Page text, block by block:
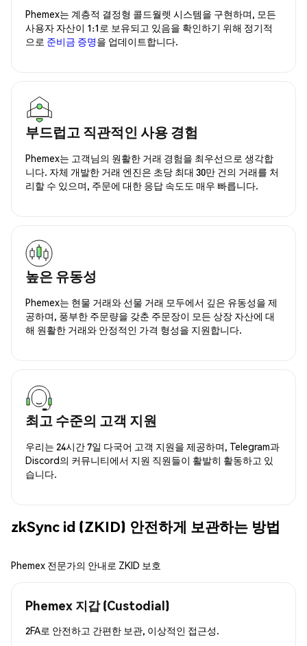
Phemex는 계층적 결정형 콜드월렛 시스템을 구현하며, 모든
사용자 자산이 1:1로 보유되고 있음을 확인하기 위해 정기적
으로 준비금 증명을 업데이트합니다.
부드럽고 직관적인 사용 경험
Phemex는 고객님의 원활한 거래 경험을 최우선으로 생각합
니다. 자체 개발한 거래 엔진은 초당 최대 30만 건의 거래를 처
리할 수 있으며, 주문에 대한 응답 속도도 매우 빠릅니다.
높은 유동성
Phemex는 현물 거래와 선물 거래 모두에서 깊은 유동성을 제
공하며, 풍부한 주문량을 갖춘 주문장이 모든 상장 자산에 대
해 원활한 거래와 안정적인 가격 형성을 지원합니다.
최고 수준의 고객 지원
우리는 24시간 7일 다국어 고객 지원을 제공하며, Telegram과
Discord의 커뮤니티에서 지원 직원들이 활발히 활동하고 있
습니다.
zkSync id (ZKID) 안전하게 보관하는 방법
Phemex 전문가의 안내로 ZKID 보호
Phemex 지갑 (Custodial)
2FA로 안전하고 간편한 보관, 이상적인 접근성.